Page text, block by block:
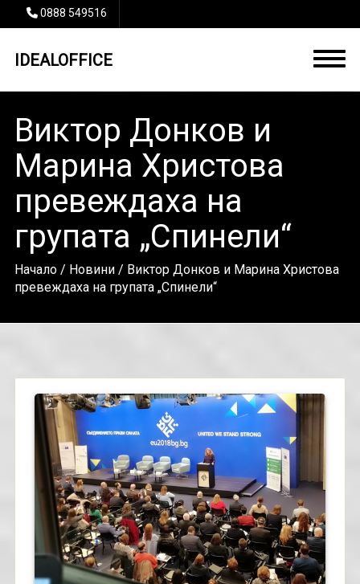
0888 549516
IDEALOFFICE
Виктор Донков и
Марина Христова
превеждаха на
групата „Спинели“
Начало/ Новини/ Виктор Донков и Марина Христова
превеждаха на групата „Спинели“